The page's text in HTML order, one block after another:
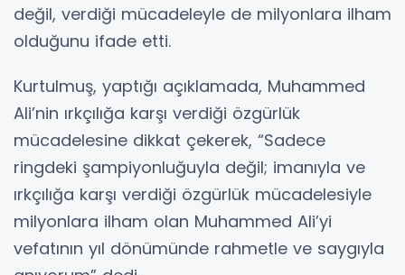
değil, verdiği mücadeleyle de milyonlara ilham
olduğunu ifade etti.
Kurtulmuş, yaptığı açıklamada, Muhammed
Ali’nin ırkçılığa karşı verdiği özgürlük
mücadelesine dikkat çekerek, “Sadece
ringdeki şampiyonluğuyla değil; imanıyla ve
ırkçılığa karşı verdiği özgürlük mücadelesiyle
milyonlara ilham olan Muhammed Ali’yi
vefatının yıl dönümünde rahmetle ve saygıyla